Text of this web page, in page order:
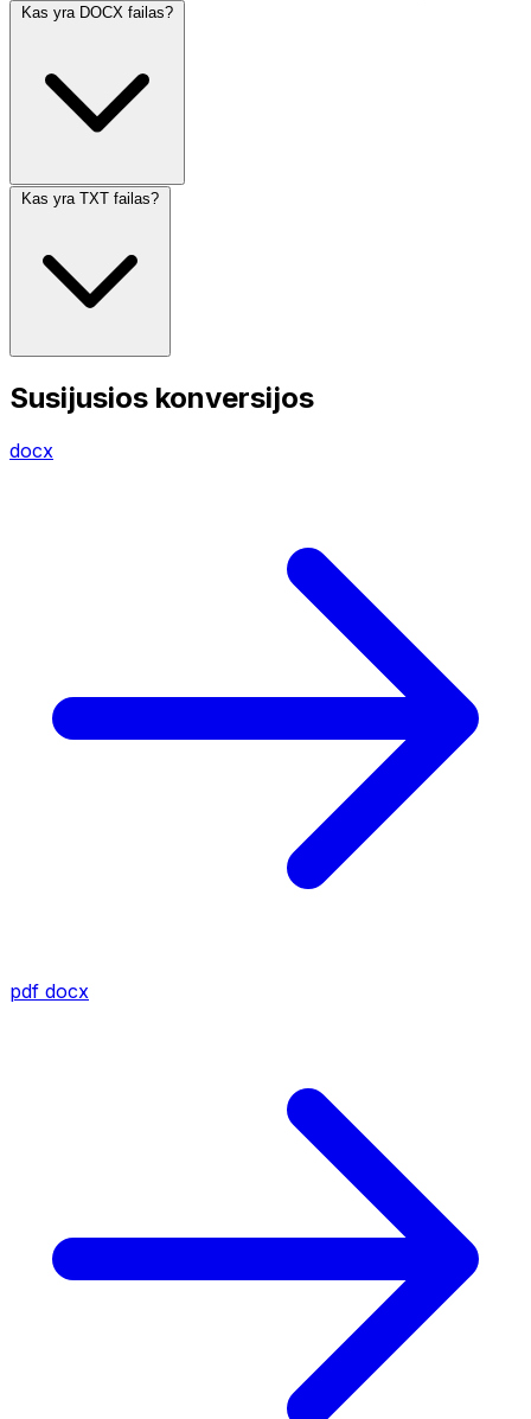
Kas yra DOCX failas?
Kas yra TXT failas?
Susijusios konversijos
docx
pdf docx